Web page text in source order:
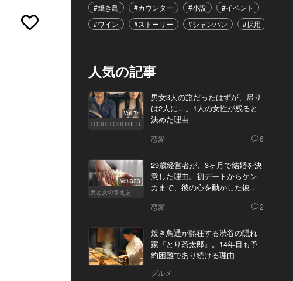
#焼き鳥 #カウンター #小説 #イベント
#ワイン
#ストーリー #シャンパン #採用
人気の記事
Vol.74
TOUGH COOKIES
男女3人の旅だったはずが、帰り
は2人に…。1人の女性が残ると
決めた理由
恋愛 6
Vol.323
男と女の答えあわせ【Q】
29歳経営者が、3ヶ月で結婚を決
意した理由。初デートからケン
カまで、彼の心を動かした彼女
恋愛 2
焼き鳥通が熱狂する渋谷の隠れ
家『とり茶太郎』。14年目も予
約困難であり続ける理由
グルメ